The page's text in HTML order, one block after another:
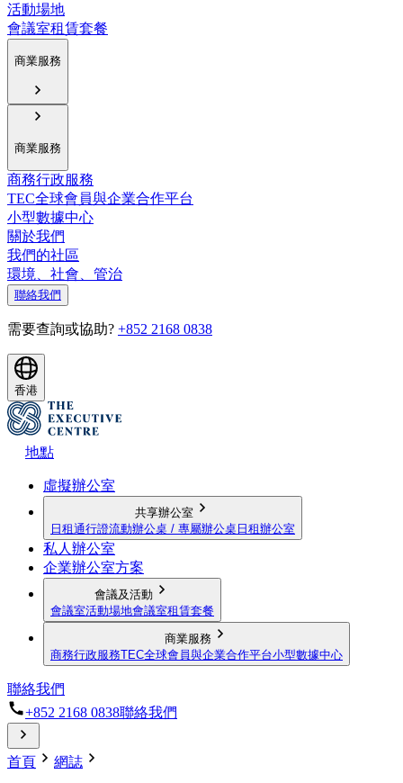
活動場地
會議室租賃套餐
商業服務
商業服務
商務行政服務
TEC全球會員與企業合作平台
小型數據中心
關於我們
我們的社區
環境、社會、管治
聯絡我們
需要查詢或協助? +852 2168 0838
香港
地點
虛擬辦公室
共享辦公室
日租通行證流動辦公桌 / 專屬辦公桌 日租辦公室
私人辦公室
企業辦公室方案
會議及活動
會議室活動場地會議室租賃套餐
商業服務
商務行政服務TEC全球會員與企業合作平台小型數據中心
聯絡我們
+852 2168 0838聯絡我們
首頁 網誌